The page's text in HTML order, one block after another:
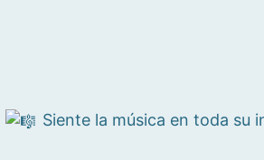
Siente la música en toda su